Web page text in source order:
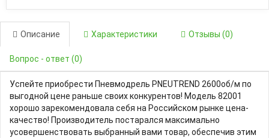
Описание Характеристики Отзывы (0)
Вопрос - ответ (0)
Успейте приобрести Пневмодрель PNEUTREND 2600об/м по
выгодной цене раньше своих конкурентов! Модель 82001
хорошо зарекомендовала себя на Российском рынке цена-
качество! Производитель постарался максимально
усовершенствовать выбранный вами товар, обеспечив этим